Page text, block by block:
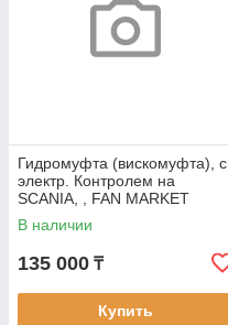
Гидромуфта (вискомуфта), с
электр. Контролем на
SCANIA, , FAN MARKET
FM382
В наличии
135 000 ₸
Купить